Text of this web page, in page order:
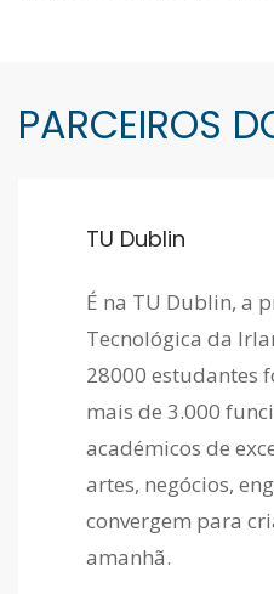
PARCEIROS
TU Dublin
É na TU Dublin, a
Tecnológica da
28000 estudantes
mais de 3.000
académicos de
artes, negócios,
convergem para
amanhã.